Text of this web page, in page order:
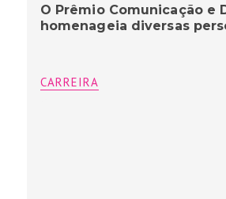
O Prêmio Comunicação e
homenageia diversas
CARREIRA